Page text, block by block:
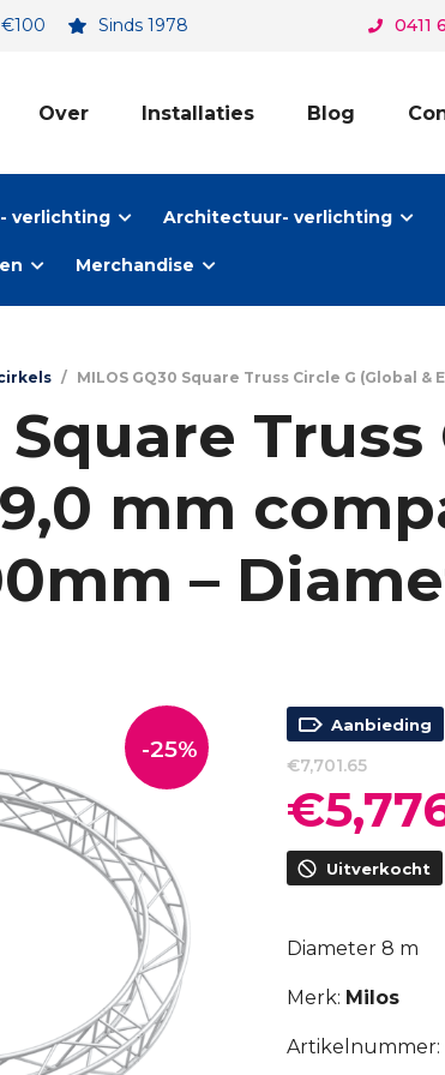
Sinds 1978 0411
Over Installaties Blog
verlichting Architectuur- verlichting
Merchandise
/ MILOS GQ30 Square Truss Circle G (Global
Square
mm
–
-25%
Aanbieding
€7,701.65
prijs
was:
€7,701.65.
€
Uitverkocht
Diameter 8 m
Merk: Milos
Artikelnummer: